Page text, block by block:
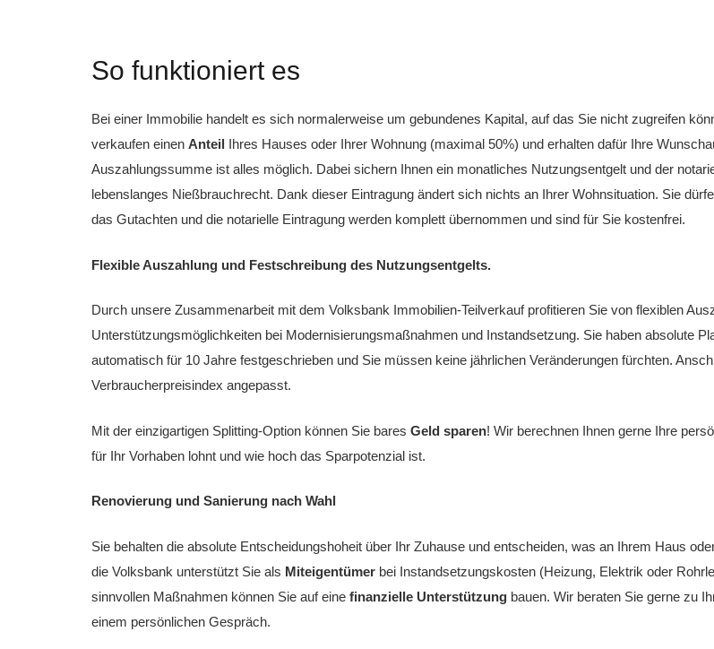
So funktioniert es
Bei einer Immobilie handelt es sich normalerweise um gebundenes Kapital, auf das Sie nicht zugreifen
verkaufen einen Anteil Ihres Hauses oder Ihrer Wohnung (maximal 50%) und erhalten dafür Ihre
Auszahlungssumme ist alles möglich. Dabei sichern Ihnen ein monatliches Nutzungsentgelt und der
lebenslanges Nießbrauchrecht. Dank dieser Eintragung ändert sich nichts an Ihrer Wohnsituation. Sie
das Gutachten und die notarielle Eintragung werden komplett übernommen und sind für Sie kostenfrei.
Flexible Auszahlung und Festschreibung des Nutzungsentgelts.
Durch unsere Zusammenarbeit mit dem Volksbank Immobilien-Teilverkauf profitieren Sie von flexiblen
Unterstützungsmöglichkeiten bei Modernisierungsmaßnahmen und Instandsetzung. Sie haben absolute
automatisch für 10 Jahre festgeschrieben und Sie müssen keine jährlichen Veränderungen fürchten.
Verbraucherpreisindex angepasst.
Mit der einzigartigen Splitting-Option können Sie bares Geld sparen! Wir berechnen Ihnen gerne Ihre
für Ihr Vorhaben lohnt und wie hoch das Sparpotenzial ist.
Renovierung und Sanierung nach Wahl
Sie behalten die absolute Entscheidungshoheit über Ihr Zuhause und entscheiden, was an Ihrem Haus
die Volksbank unterstützt Sie als Miteigentümer bei Instandsetzungskosten (Heizung, Elektrik oder
sinnvollen Maßnahmen können Sie auf eine finanzielle Unterstützung bauen. Wir beraten Sie gerne zu
einem persönlichen Gespräch.